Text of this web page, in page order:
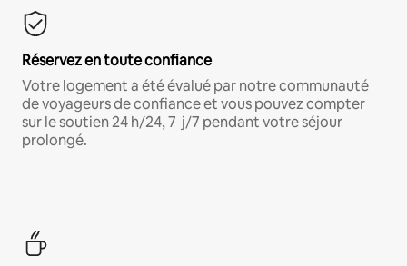
Réservez en toute confiance
Votre logement a été évalué par notre communauté
de voyageurs de confiance et vous pouvez compter
sur le soutien 24 h/24, 7 j/7 pendant votre séjour
prolongé.